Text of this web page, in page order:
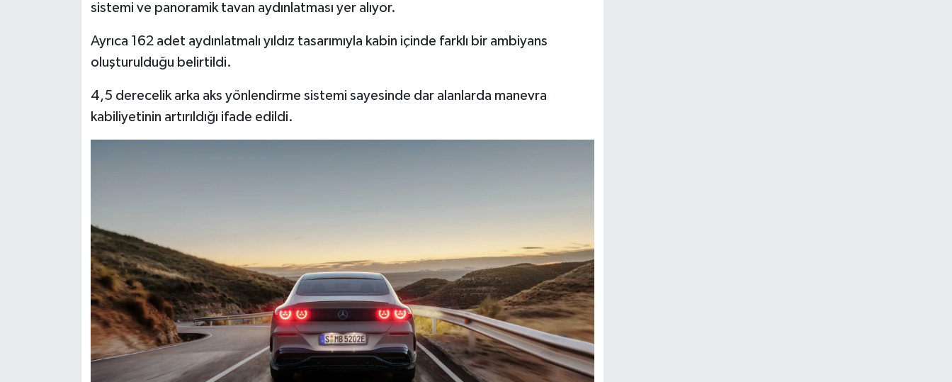
sistemi ve panoramik tavan aydınlatması yer alıyor.
Ayrıca 162 adet aydınlatmalı yıldız tasarımıyla kabin içinde farklı bir ambiyans
oluşturulduğu belirtildi.
4,5 derecelik arka aks yönlendirme sistemi sayesinde dar alanlarda manevra
kabiliyetinin artırıldığı ifade edildi.